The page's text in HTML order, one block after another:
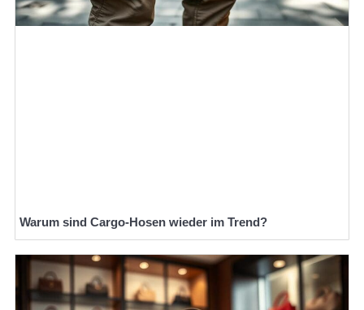
Warum sind Cargo-Hosen wieder im Trend?